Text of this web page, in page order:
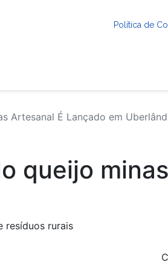
Política de
Artesanal É Lançado em
queijo
resíduos rurais